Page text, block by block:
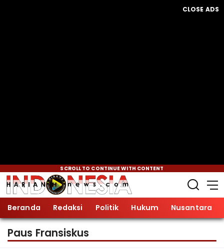
CLOSE ADS
SCROLL TO CONTINUE WITH CONTENT
Beranda Redaksi Politik Hukum Nusantara
Paus Fransiskus